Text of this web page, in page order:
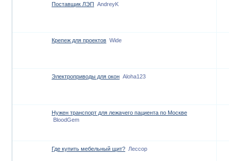
Поставщик ЛЭП AndreyK
Крепеж для проектов Wide
Электроприводы для окон Aloha123
Нужен транспорт для лежачего пациента по Москве
BloodGem
Где купить мебельный щит? Лессор